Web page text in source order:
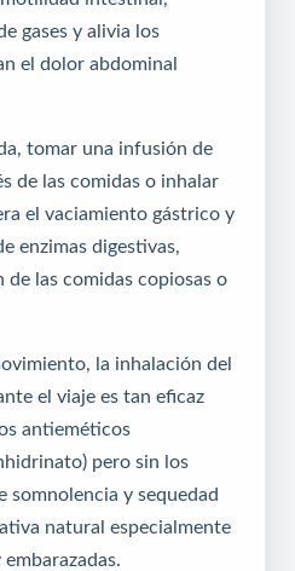
gases y alivia los
el dolor abdominal
tomar una infusión de
de las comidas o inhalar
el vaciamiento gástrico y
enzimas digestivas,
las comidas copiosas o
la inhalación del
el viaje es tan eficaz
antieméticos
pero sin los
somnolencia y sequedad
natural especialmente